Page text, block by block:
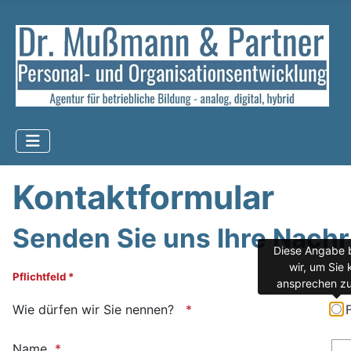
Kontaktformular
Senden Sie uns Ihre
Pflichtfeld *
Wie dürfen wir Sie nennen?
Diese Angabe
wir, um Sie
ansprechen